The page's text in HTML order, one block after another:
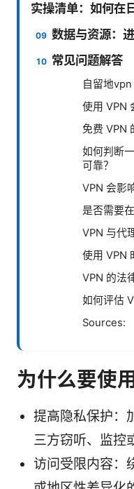
实操清单：如何在
数据与资源：
常见问题解答
自留地vpn
使用 VPN
免费 VPN
如何判断
可靠？
VPN 会影
是否需要
VPN 与代
使用 VPN
VPN 的法
如何评估
Sources:
为什么要使
提高隐私保护：
三方窃听、监控
访问受限内容：